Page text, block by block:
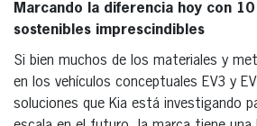
Marcando la diferencia hoy con
sostenibles imprescindibles
Si bien muchos de los materiales y
en los vehículos conceptuales EV3 y
soluciones que Kia está investigando